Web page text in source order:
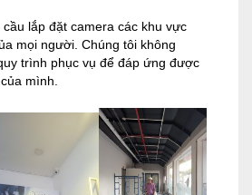
lắp đặt camera các khu vực
mọi người. Chúng tôi không
trình phục vụ để đáp ứng được
mình.